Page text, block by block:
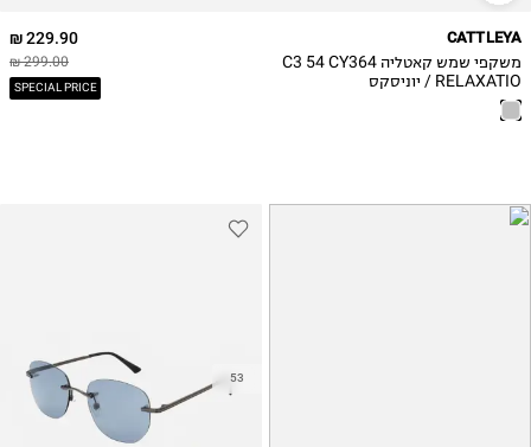
229.90 ₪
299.00 ₪
SPECIAL PRICE
CATTLEYA
משקפי שמש קאטליה C3 54 CY364
RELAXATIO / יוניסקס
53